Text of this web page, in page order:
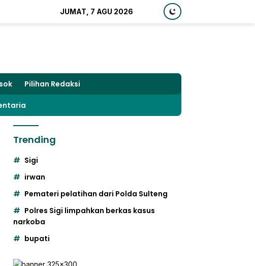
JUMAT, 7 AGU 2026
Pilihan Redaksi
Trending
Sigi
irwan
Pemateri pelatihan dari Polda Sulteng
Polres Sigi limpahkan berkas kasus
narkoba
bupati